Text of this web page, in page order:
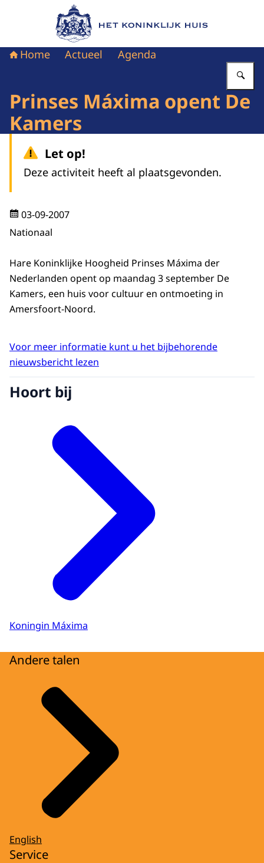
Naar de homepage van Het Koninklijk Huis
Home Actueel Agenda
Prinses Máxima opent De
Kamers
Let op!
Deze activiteit heeft al plaatsgevonden.
03-09-2007
Nationaal
Hare Koninklijke Hoogheid Prinses Máxima der
Nederlanden opent op maandag 3 september De
Kamers, een huis voor cultuur en ontmoeting in
Amersfoort-Noord.
Voor meer informatie kunt u het bijbehorende
nieuwsbericht lezen
Hoort bij
Koningin Máxima
Andere talen
English
Service